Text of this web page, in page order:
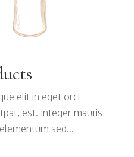
elit in eget orci
est. Integer mauris
sed...